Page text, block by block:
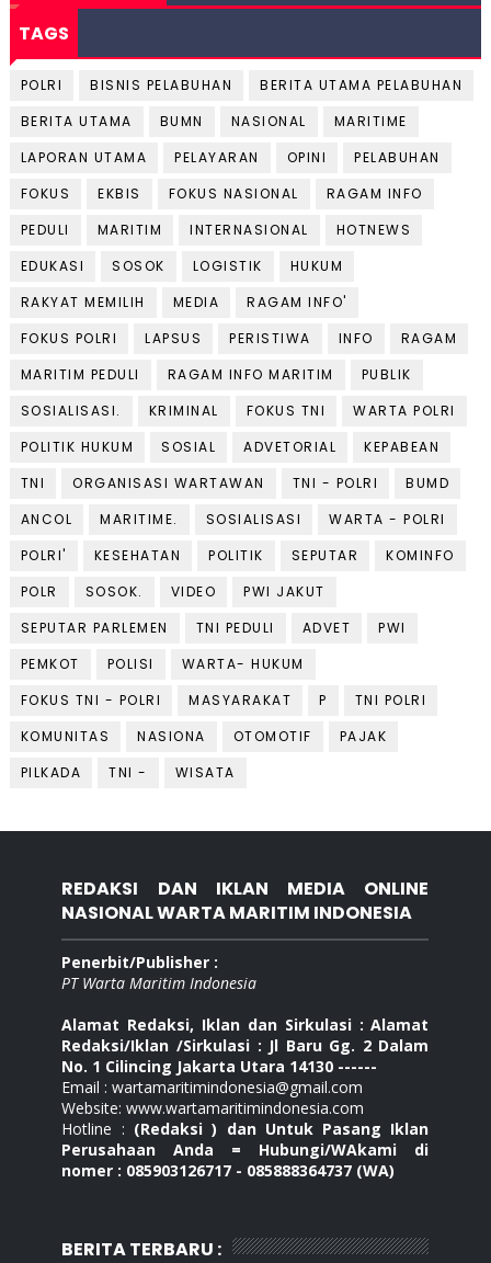
TAGS
POLRI BISNIS PELABUHAN
BERITA UTAMA PELABUHAN
BERITA UTAMA
BUMN NASIONAL
MARITIME
LAPORAN UTAMA
PELAYARAN OPINI
PELABUHAN
FOKUS
EKBIS FOKUS NASIONAL
RAGAM INFO
PEDULI
MARITIM INTERNASIONAL
HOTNEWS
EDUKASI
SOSOK LOGISTIK
HUKUM
RAKYAT MEMILIH
MEDIA
RAGAM INFO'
FOKUS POLRI
LAPSUS PERISTIWA INFO
RAGAM
MARITIM PEDULI
RAGAM INFO MARITIM
PUBLIK
SOSIALISASI.
KRIMINAL FOKUS TNI
WARTA POLRI
POLITIK HUKUM
SOSIAL ADVETORIAL
KEPABEAN
TNI
ORGANISASI WARTAWAN TNI - POLRI
BUMD
ANCOL
MARITIME. SOSIALISASI
WARTA - POLRI
POLRI'
KESEHATAN POLITIK SEPUTAR
KOMINFO
POLR
SOSOK. VIDEO
PWI JAKUT
SEPUTAR PARLEMEN
TNI PEDULI ADVET
PWI
PEMKOT
POLISI
WARTA- HUKUM
FOKUS TNI - POLRI
MASYARAKAT P
TNI POLRI
KOMUNITAS
NASIONA OTOMOTIF
PAJAK
PILKADA
TNI - WISATA
REDAKSI DAN IKLAN MEDIA ONLINE
NASIONAL WARTA MARITIM INDONESIA
Penerbit/Publisher :
PT Warta Maritim Indonesia
Alamat Redaksi, Iklan dan Sirkulasi : Alamat
Redaksi/Iklan /Sirkulasi : Jl Baru Gg. 2 Dalam
No. 1 Cilincing Jakarta Utara 14130 ------
Email : wartamaritimindonesia@gmail.com
Website: www.wartamaritimindonesia.com
Hotline : (Redaksi ) dan Untuk Pasang Iklan
Perusahaan Anda = Hubungi/WAkami di
nomer : 085903126717 - 085888364737 (WA)
BERITA TERBARU :